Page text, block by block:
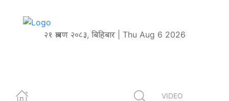
२१ श्रावण २०८३, बिहिबार | Thu Aug 6 2026
VIDEO